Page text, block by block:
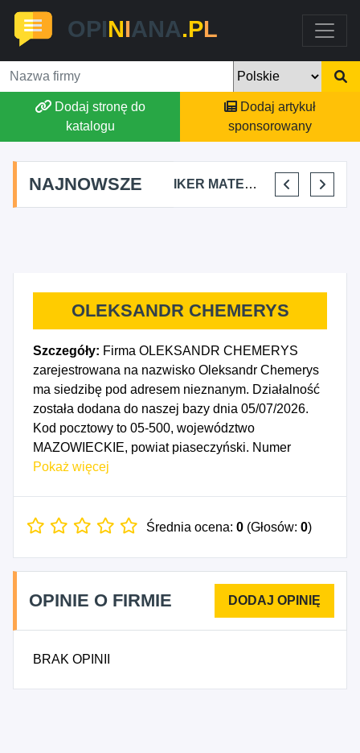
OPINIANA.PL
Dodaj stronę do
katalogu
Dodaj artykuł
sponsorowany
NAJNOWSZE
CIBORBUD PATRYK CIBORSKI IKER MATEO LOZANO HAIR STUDIO BETI BETTINA MLETZKO
OLEKSANDR CHEMERYS
Szczegóły: Firma OLEKSANDR CHEMERYS
zarejestrowana na nazwisko Oleksandr Chemerys
ma siedzibę pod adresem nieznanym. Działalność
została dodana do naszej bazy dnia 05/07/2026.
Kod pocztowy to 05-500, województwo
MAZOWIECKIE, powiat piaseczyński. Numer
Identyfikacji Podatkowej NIP to 1231606720, a
rozpoczęcia działalności gospodarczej przypada
gdzie indziej niesklasyfikowane, 4323Z - Montaż
izolacji, 4335Z - Wykonywanie pozostałych robót
budowlanych wykończeniowych, 4341Z -
4776A - Sprzedaż detaliczna kwiatów, roślin,
Pokaż więcej
Średnia ocena: 0 (Głosów: 0)
OPINIE O FIRMIE
BRAK OPINII